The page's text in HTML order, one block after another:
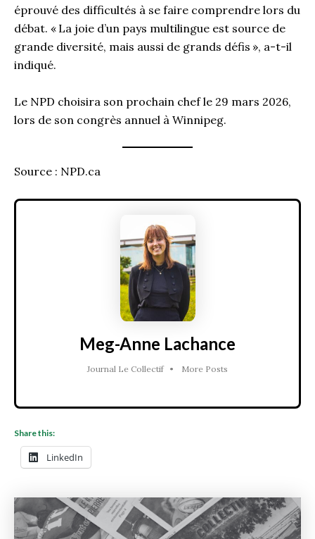
éprouvé des difficultés à se faire comprendre lors du
débat. « La joie d’un pays multilingue est source de
grande diversité, mais aussi de grands défis », a-t-il
indiqué.
Le NPD choisira son prochain chef le 29 mars 2026,
lors de son congrès annuel à Winnipeg.
Source : NPD.ca
Meg-Anne Lachance
Journal Le Collectif • More Posts
Share this:
LinkedIn